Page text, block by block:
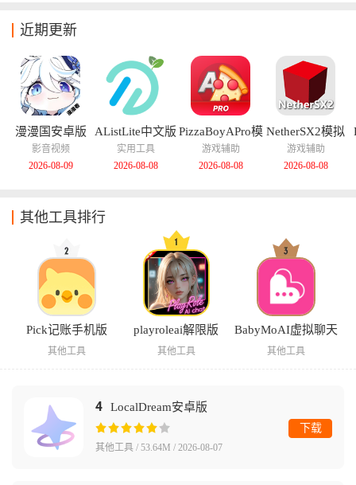
近期更新
漫漫国安卓版
影音视频
2026-08-09
AListLite中文版
实用工具
2026-08-08
PizzaBoyAPro模
拟器中文版
游戏辅助
2026-08-08
NetherSX2模拟
器汉化版
游戏辅助
2026-08-08
其他工具排行
Pick记账手机版
其他工具
playroleai解限版
其他工具
BabyMoAI虚拟聊天
其他工具
4 LocalDream安卓版
其他工具 / 53.64M / 2026-08-07
下载